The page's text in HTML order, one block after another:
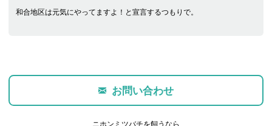
和合地区は元気にやってますよ！と宣言するつもりで。
お問い合わせ
ニホンミツバチを飼うなら